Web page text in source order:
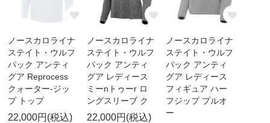
ノースカロライナ
ステイト・ウルフ
パック アンティ
グア Reprocess
クォーター-ジッ
プ トップ
22,000円(税込)
ノースカロライナ
ステイト・ウルフ
パック アンティ
グア レディース
ミーnトゥーr ロ
ングスリーブ ク
22,000円(税込)
ノースカロライナ
ステイト・ウルフ
パック アンティ
グア レディース
フィギュア ハー
フジップ プルオ
ー